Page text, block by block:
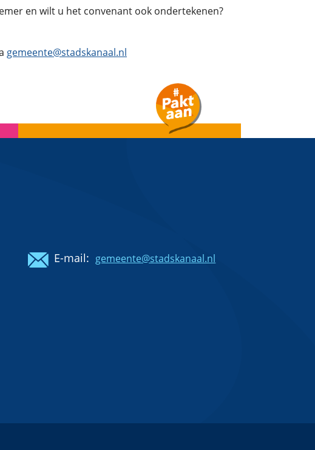
en wilt u het convenant ook ondertekenen?
gemeente@stadskanaal.nl
E-mail: gemeente@stadskanaal.nl